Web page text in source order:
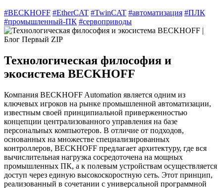
#BECKHOFF #EtherCAT #TwinCAT #автоматизация #ПЛК
#промышленный-ПК #сервоприводы
Технологическая философия и
экосистема BECKHOFF
Компания BECKHOFF Automation является одним из
ключевых игроков на рынке промышленной автоматизации,
известным своей принципиальной приверженностью
концепции централизованного управления на базе
персональных компьютеров. В отличие от подходов,
основанных на множестве специализированных
контроллеров, BECKHOFF предлагает архитектуру, где вся
вычислительная нагрузка сосредоточена на мощных
промышленных ПК, а к полевым устройствам осуществляется
доступ через единую высокоскоростную сеть. Этот принцип,
реализованный в сочетании с универсальной программной